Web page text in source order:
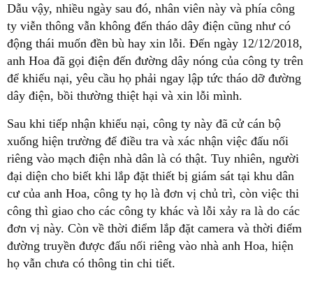
Dẫu vậy, nhiều ngày sau đó, nhân viên này và phía công
ty viễn thông vẫn không đến tháo dây điện cũng như có
động thái muốn đền bù hay xin lỗi. Đến ngày 12/12/2018,
anh Hoa đã gọi điện đến đường dây nóng của công ty trên
để khiếu nại, yêu cầu họ phải ngay lập tức tháo dỡ đường
dây điện, bồi thường thiệt hại và xin lỗi mình.
Sau khi tiếp nhận khiếu nại, công ty này đã cử cán bộ
xuống hiện trường để điều tra và xác nhận việc đấu nối
riêng vào mạch điện nhà dân là có thật. Tuy nhiên, người
đại diện cho biết khi lắp đặt thiết bị giám sát tại khu dân
cư của anh Hoa, công ty họ là đơn vị chủ trì, còn việc thi
công thì giao cho các công ty khác và lỗi xảy ra là do các
đơn vị này. Còn về thời điểm lắp đặt camera và thời điểm
đường truyền được đấu nối riêng vào nhà anh Hoa, hiện
họ vẫn chưa có thông tin chi tiết.